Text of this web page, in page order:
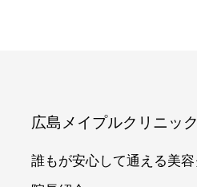
広島メイプルクリニック
誰もが安心して通える美容